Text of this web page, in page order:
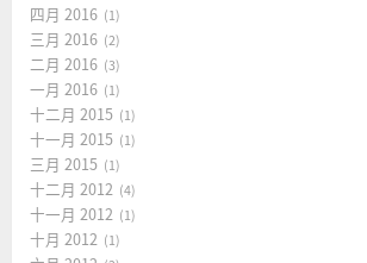
四月 2016 1
三月 2016 2
二月 2016 3
一月 2016 1
十二月 2015 1
十一月 2015 1
三月 2015 1
十二月 2012 4
十一月 2012 1
十月 2012 1